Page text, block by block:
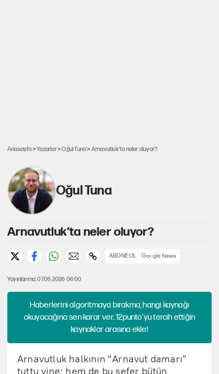
Anasayfa >Yazarlar>Oğul Tuna> Arnavutluk’ta neler oluyor?
Oğul Tuna
Arnavutluk’ta neler oluyor?
ABONE OL
Yayınlanma: 07.06.2026 06:00
Haberlerini algoritmaya bırakma, hangi kaynağı
okuyacağına sen karar ver. 12punto'yu tercih ettiğin
kaynaklar arasına ekle!
Arnavutluk halkının “Arnavut damarı”
tuttu yine; hem de bu sefer bütün